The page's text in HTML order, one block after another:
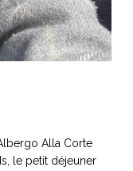
Alla Corte
le petit déjeuner